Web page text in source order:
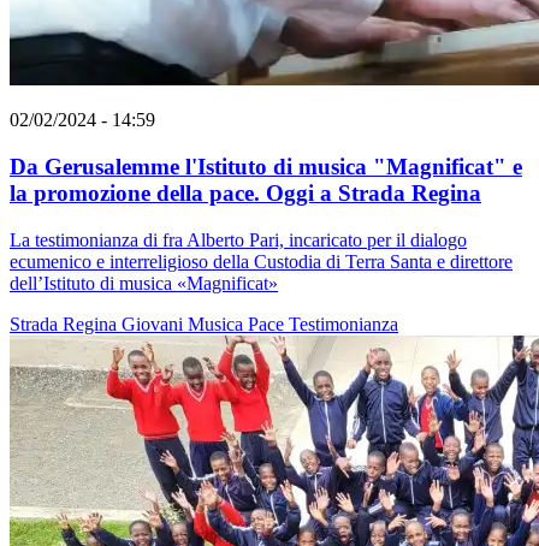
02/02/2024 - 14:59
Da Gerusalemme l'Istituto di musica "Magnificat" e
la promozione della pace. Oggi a Strada Regina
La testimonianza di fra Alberto Pari, incaricato per il dialogo
ecumenico e interreligioso della Custodia di Terra Santa e direttore
dell’Istituto di musica «Magnificat»
Strada Regina Giovani Musica Pace Testimonianza